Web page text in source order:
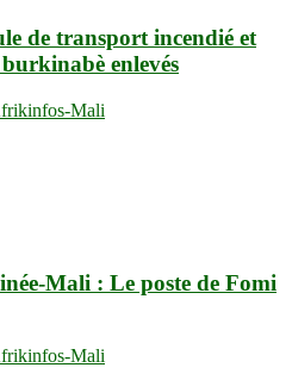
de transport incendié et
enlevés
Mali
Mali : Le poste de Fomi
Mali